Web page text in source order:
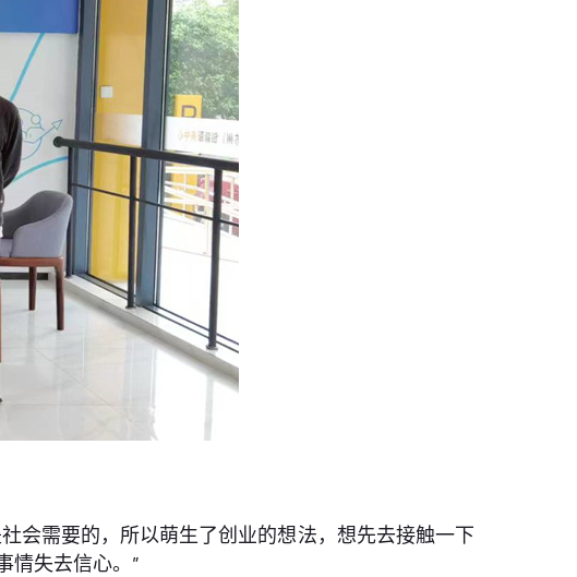
会需要的，所以萌生了创业的想法，想先去接触一下
情失去信心。”